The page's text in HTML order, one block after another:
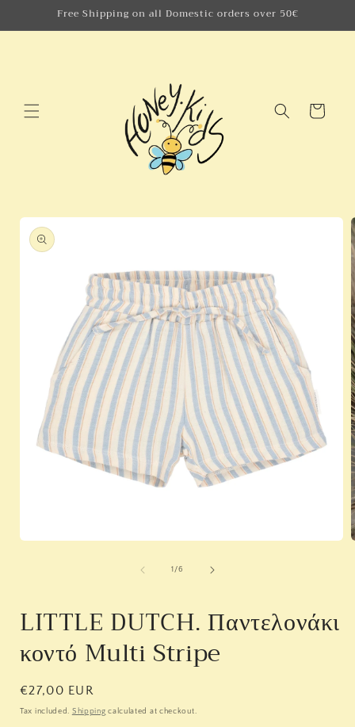
Skip toFree Shipping on all Domestic orders over 50€
Cart
Skip to
product
information
1/of
6
LITTLE DUTCH. Παντελονάκι
κοντό Multi Stripe
Regular
price
€27,00 EUR
Tax included. Shipping calculated at checkout.